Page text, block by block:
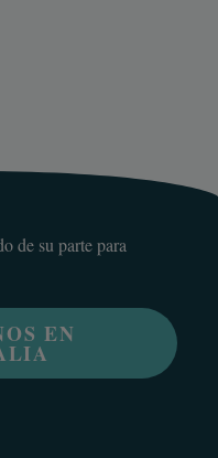
de su parte para
EN